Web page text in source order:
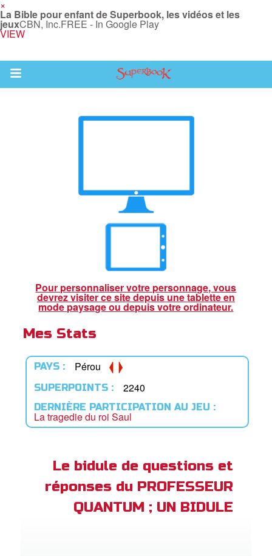
×
La Bible pour enfant de Superbook, les vidéos et les
jeuxCBN, Inc.FREE - In Google Play
VIEW
Return to Content
Bible App
de langue
Pour personnaliser votre personnage, vous
devrez visiter ce site depuis une tablette en
mode paysage ou depuis votre ordinateur.
Mes Stats
PAYS : Pérou
SUPERPOINTS : 2240
DERNIÈRE PARTICIPATION AU JEU :
La tragedie du roi Saul
Le bidule de questions et
réponses du PROFESSEUR
QUANTUM ; UN BIDULE